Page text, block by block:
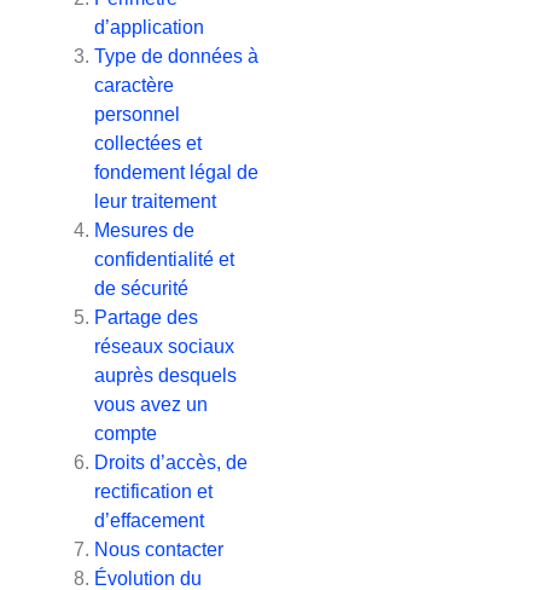
d’application
Type de données à
caractère
personnel
collectées et
fondement légal de
leur traitement
Mesures de
confidentialité et
de sécurité
Partage des
réseaux sociaux
auprès desquels
vous avez un
compte
Droits d’accès, de
rectification et
d’effacement
Nous contacter
Évolution du